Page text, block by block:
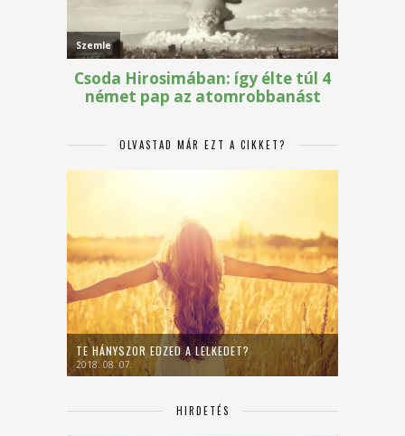
OLVASTAD MÁR EZT A CIKKET?
TE HÁNYSZOR EDZED A LELKEDET?
2018. 08. 07.
HIRDETÉS